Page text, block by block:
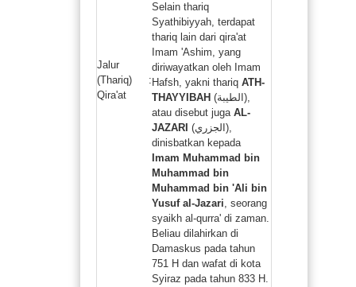
Jalur
(Thariq)
Qira'at
:
Selain thariq
Syathibiyyah, terdapat
thariq lain dari qira'at
Imam 'Ashim, yang
diriwayatkan oleh Imam
Hafsh, yakni thariq ATH-
THAYYIBAH (الطيبة),
atau disebut juga AL-
JAZARI (الجزري),
dinisbatkan kepada
Imam Muhammad bin
Muhammad bin
Muhammad bin 'Ali bin
Yusuf al-Jazari, seorang
syaikh al-qurra' di zaman.
Beliau dilahirkan di
Damaskus pada tahun
751 H dan wafat di kota
Syiraz pada tahun 833 H.